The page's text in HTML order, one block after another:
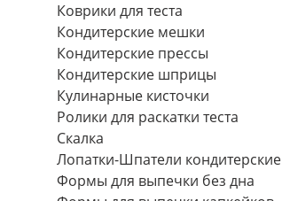
Коврики для теста
Кондитерские мешки
Кондитерские прессы
Кондитерские шприцы
Кулинарные кисточки
Ролики для раскатки теста
Скалка
Лопатки-Шпатели кондитерские
Формы для выпечки без дна